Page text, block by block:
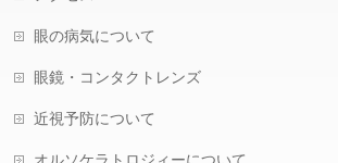
眼の病気について
眼鏡・コンタクトレンズ
近視予防について